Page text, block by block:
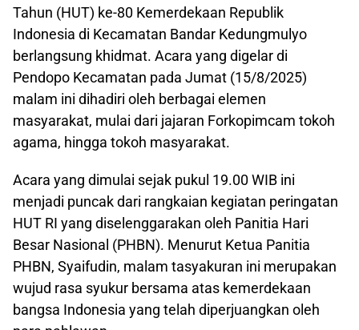
Tahun (HUT) ke-80 Kemerdekaan Republik
Indonesia di Kecamatan Bandar Kedungmulyo
berlangsung khidmat. Acara yang digelar di
Pendopo Kecamatan pada Jumat (15/8/2025)
malam ini dihadiri oleh berbagai elemen
masyarakat, mulai dari jajaran Forkopimcam tokoh
agama, hingga tokoh masyarakat.
Acara yang dimulai sejak pukul 19.00 WIB ini
menjadi puncak dari rangkaian kegiatan peringatan
HUT RI yang diselenggarakan oleh Panitia Hari
Besar Nasional (PHBN). Menurut Ketua Panitia
PHBN, Syaifudin, malam tasyakuran ini merupakan
wujud rasa syukur bersama atas kemerdekaan
bangsa Indonesia yang telah diperjuangkan oleh